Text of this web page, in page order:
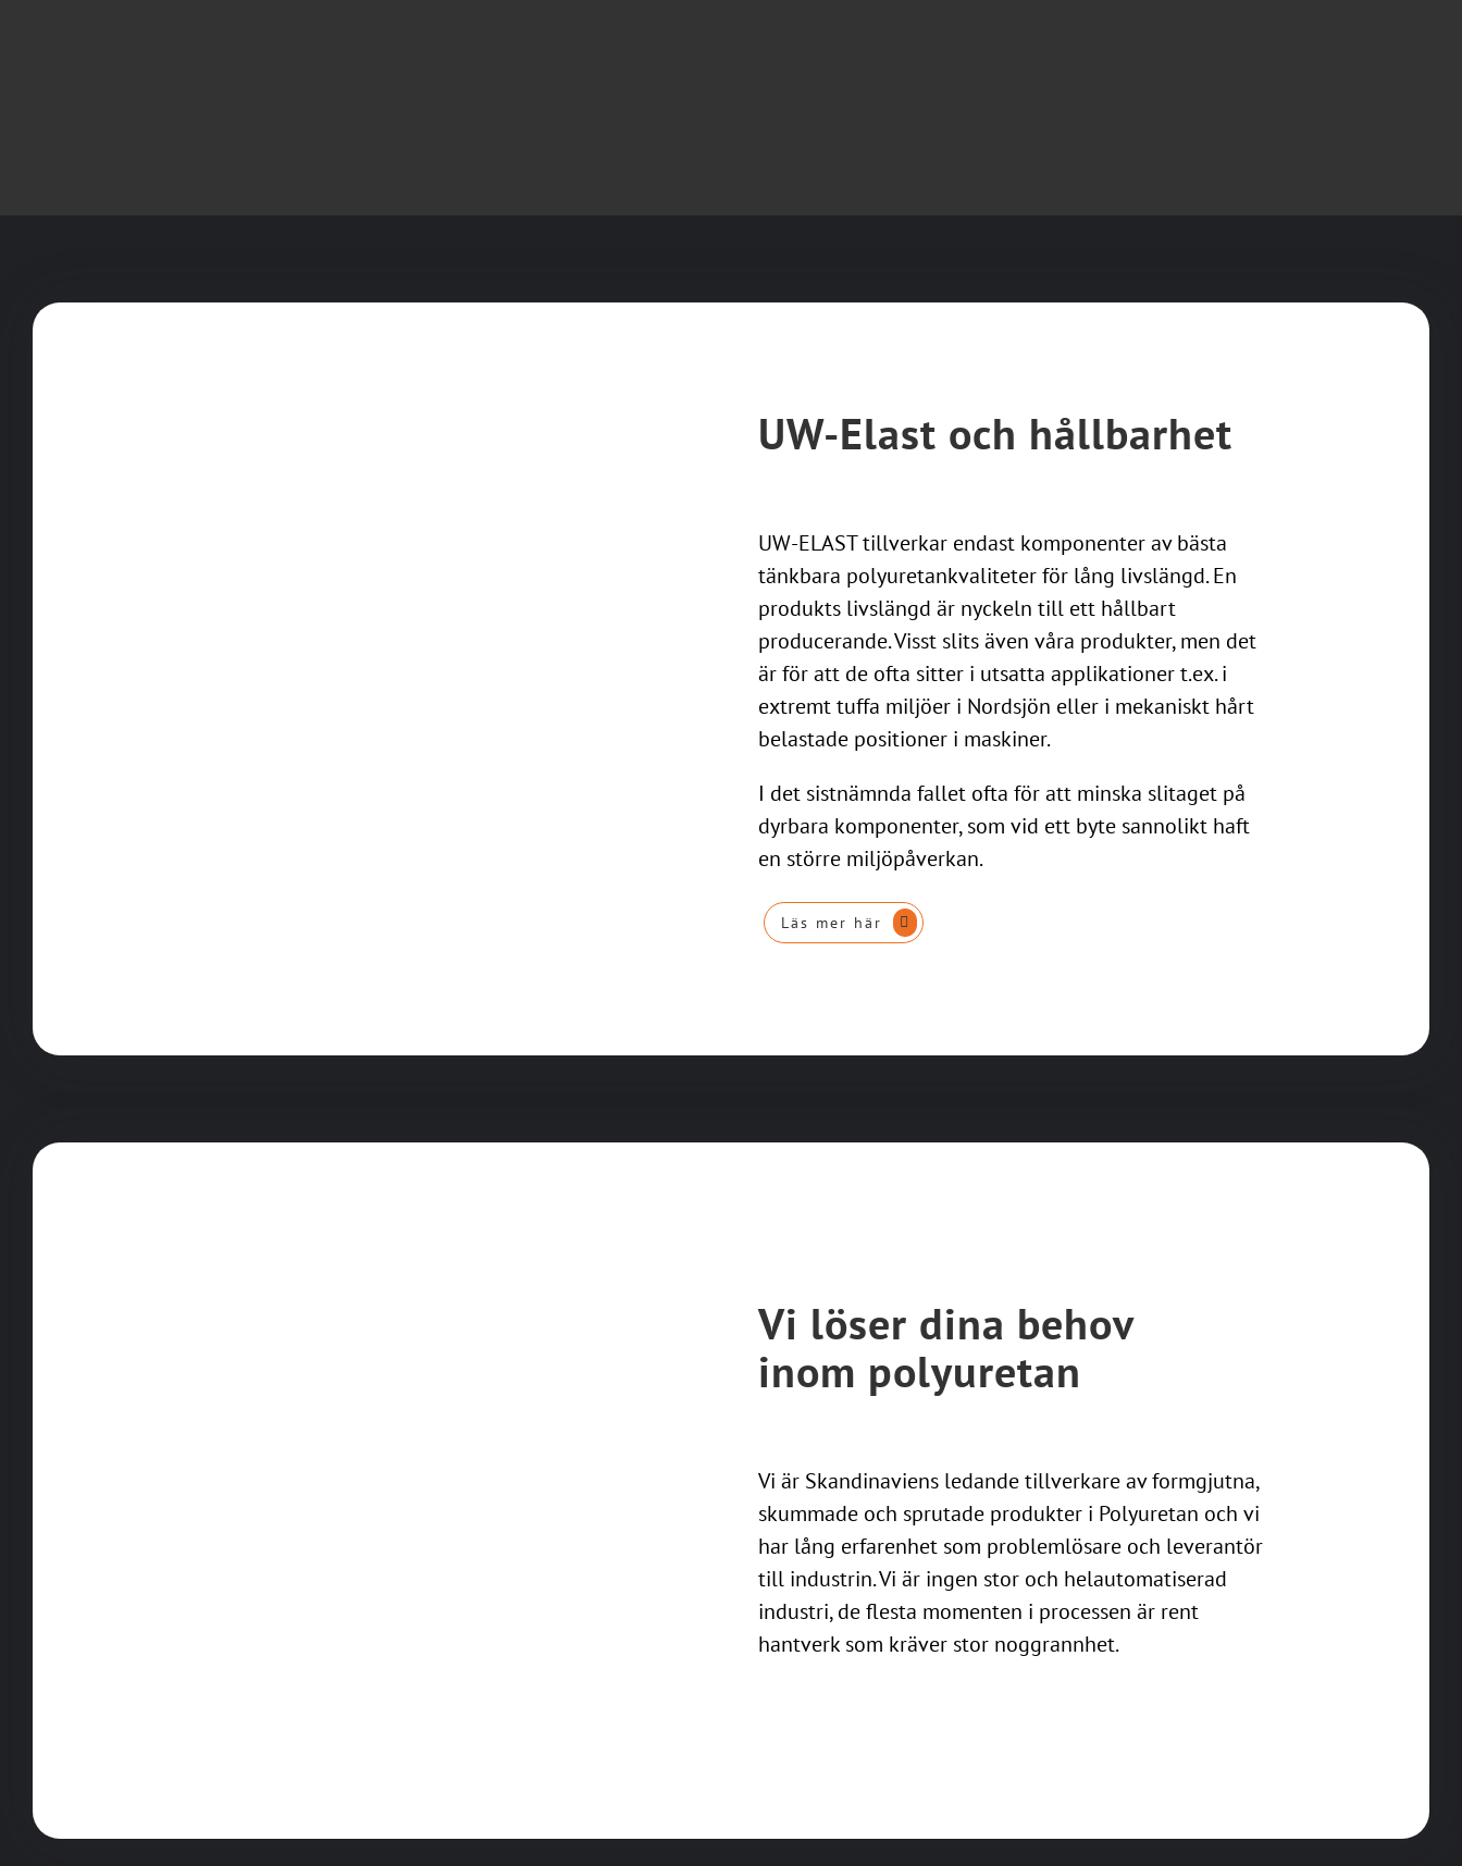
UW-Elast och hållbarhet
UW-ELAST tillverkar endast komponenter av bästa
tänkbara polyuretankvaliteter för lång livslängd. En
produkts livslängd är nyckeln till ett hållbart
producerande. Visst slits även våra produkter, men det
är för att de ofta sitter i utsatta applikationer t.ex. i
extremt tuffa miljöer i Nordsjön eller i mekaniskt hårt
belastade positioner i maskiner.
I det sistnämnda fallet ofta för att minska slitaget på
dyrbara komponenter, som vid ett byte sannolikt haft
en större miljöpåverkan.
Läs mer här
Vi löser dina behov
inom polyuretan
Vi är Skandinaviens ledande tillverkare av formgjutna,
skummade och sprutade produkter i Polyuretan och vi
har lång erfarenhet som problemlösare och leverantör
till industrin. Vi är ingen stor och helautomatiserad
industri, de flesta momenten i processen är rent
hantverk som kräver stor noggrannhet.